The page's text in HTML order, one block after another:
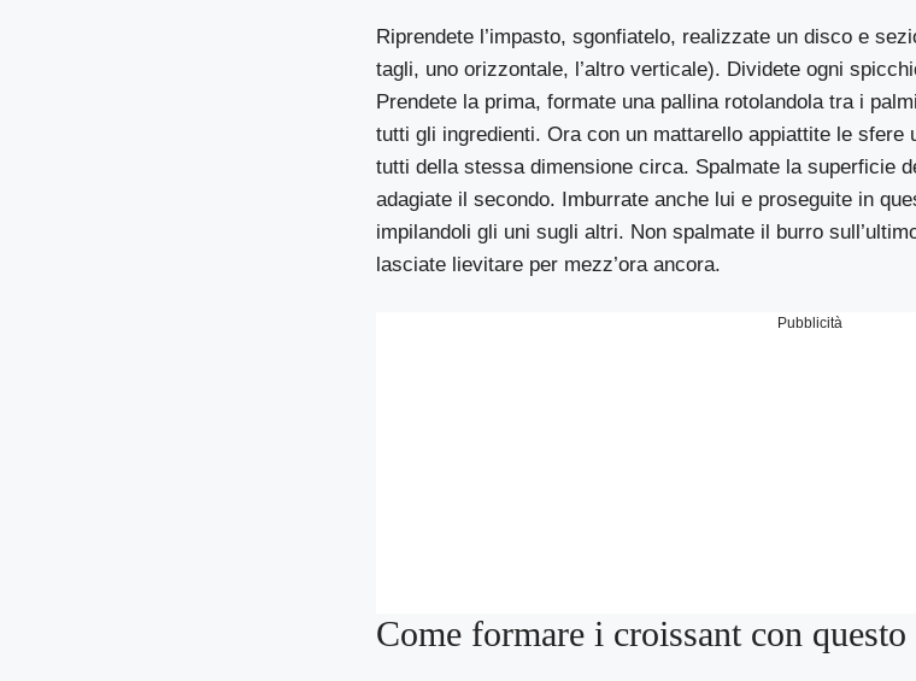
Riprendete l’impasto, sgonfiatelo, realizzate un disco e
tagli, uno orizzontale, l’altro verticale). Dividete ogni
Prendete la prima, formate una pallina rotolandola tra i
tutti gli ingredienti. Ora con un mattarello appiattite le sfere
tutti della stessa dimensione circa. Spalmate la superficie
adagiate il secondo. Imburrate anche lui e proseguite in
impilandoli gli uni sugli altri. Non spalmate il burro
lasciate lievitare per mezz’ora ancora.
Pubblicità
Come formare i croissant con